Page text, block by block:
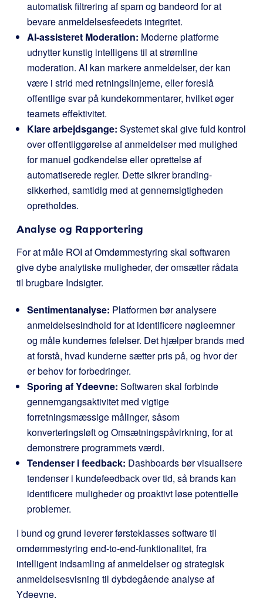
automatisk filtrering af spam og bandeord for at
bevare anmeldelsesfeedets integritet.
AI-assisteret Moderation: Moderne platforme
udnytter kunstig intelligens til at strømline
moderation. AI kan markere anmeldelser, der kan
være i strid med retningslinjerne, eller foreslå
offentlige svar på kundekommentarer, hvilket øger
teamets effektivitet.
Klare arbejdsgange: Systemet skal give fuld kontrol
over offentliggørelse af anmeldelser med mulighed
for manuel godkendelse eller oprettelse af
automatiserede regler. Dette sikrer branding-
sikkerhed, samtidig med at gennemsigtigheden
opretholdes.
Analyse og Rapportering
For at måle ROI af Omdømmestyring skal softwaren
give dybe analytiske muligheder, der omsætter rådata
til brugbare Indsigter.
Sentimentanalyse: Platformen bør analysere
anmeldelsesindhold for at identificere nøgleemner
og måle kundernes følelser. Det hjælper brands med
at forstå, hvad kunderne sætter pris på, og hvor der
er behov for forbedringer.
Sporing af Ydeevne: Softwaren skal forbinde
gennemgangsaktivitet med vigtige
forretningsmæssige målinger, såsom
konverteringsløft og Omsætningspåvirkning, for at
demonstrere programmets værdi.
Tendenser i feedback: Dashboards bør visualisere
tendenser i kundefeedback over tid, så brands kan
identificere muligheder og proaktivt løse potentielle
problemer.
I bund og grund leverer førsteklasses software til
omdømmestyring end-to-end-funktionalitet, fra
intelligent indsamling af anmeldelser og strategisk
anmeldelsesvisning til dybdegående analyse af
Ydeevne.